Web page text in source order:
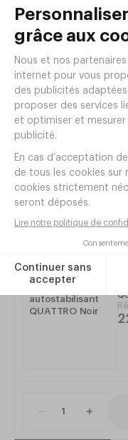
Épaisseur : 10 mm
Réf. PH13B|100,
70x70cm
Réf. MH87T|69,
Articles